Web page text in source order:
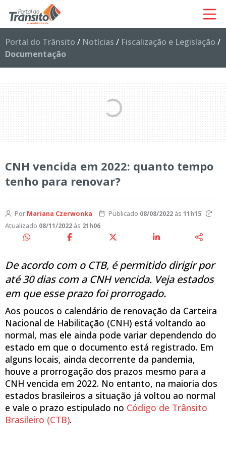
Portal do Trânsito / Notícias / Fiscalização e Legislação /
Documentação
CNH vencida em 2022: quanto tempo
tenho para renovar?
Por Mariana Czerwonka Publicado 08/08/2022às 11h15
Atualizado 08/11/2022 às 21h06
De acordo com o CTB, é permitido dirigir por
até 30 dias com a CNH vencida. Veja estados
em que esse prazo foi prorrogado.
Aos poucos o calendário de renovação da Carteira
Nacional de Habilitação (CNH) está voltando ao
normal, mas ele ainda pode variar dependendo do
estado em que o documento está registrado. Em
alguns locais, ainda decorrente da pandemia,
houve a prorrogação dos prazos mesmo para a
CNH vencida em 2022. No entanto, na maioria dos
estados brasileiros a situação já voltou ao normal
e vale o prazo estipulado no Código de Trânsito
Brasileiro (CTB).